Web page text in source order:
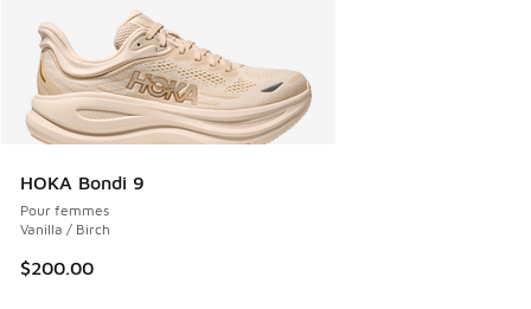
HOKA Bondi 9
Pour femmes
Vanilla / Birch
$200.00